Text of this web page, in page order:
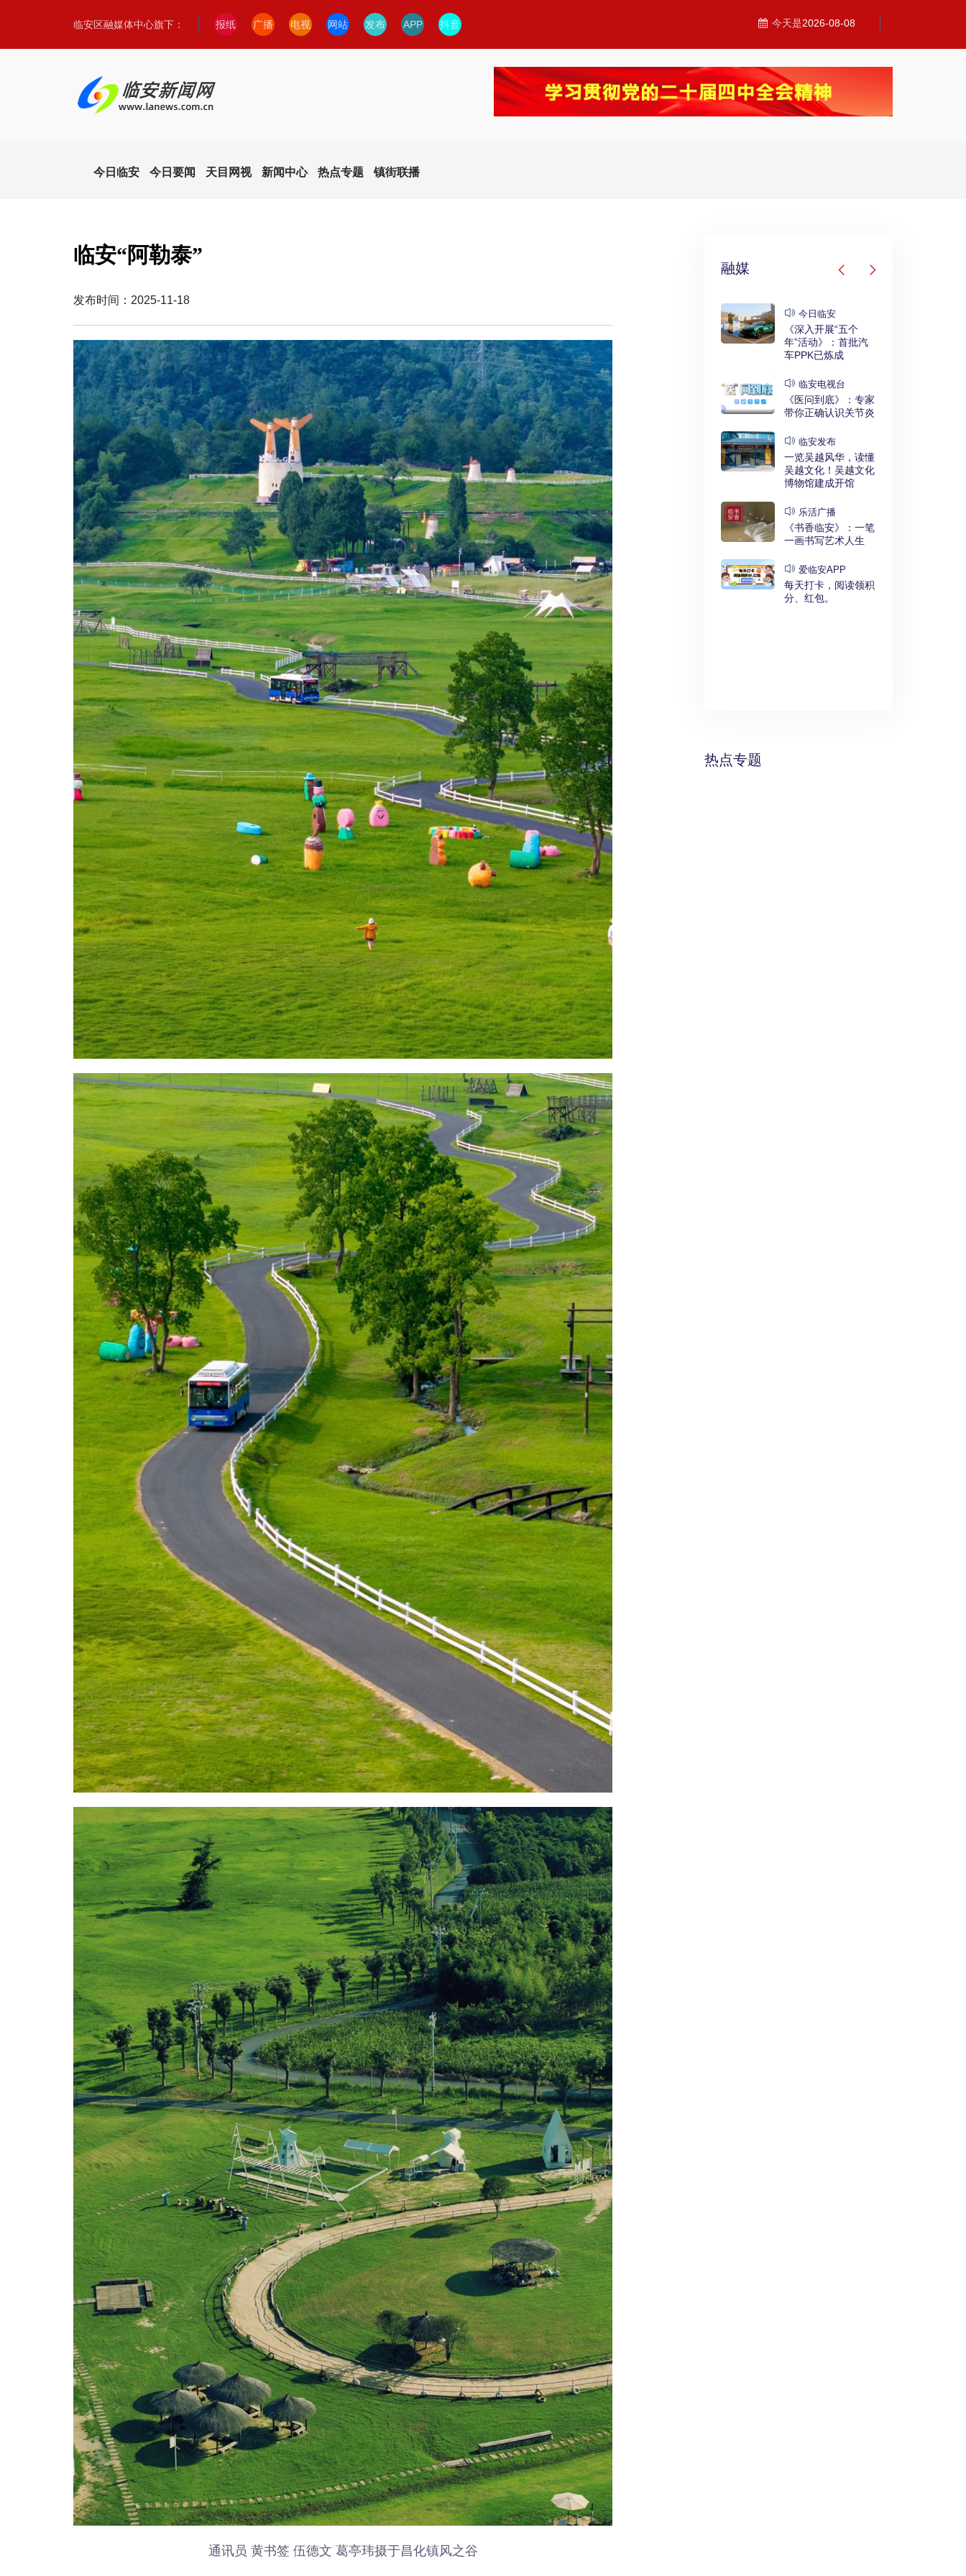
临安区融媒体中心旗下： 报纸 广播 电视 网站 发布 APP 抖音 今天是2026-08-08
今日临安 今日要闻 天目网视 新闻中心 热点专题 镇街联播
临安“阿勒泰”
发布时间：2025-11-18
通讯员 黄书签 伍德文 葛亭玮摄于昌化镇风之谷
融媒
《深入开展“五个
年”活动》：首批汽
车PPK已炼成
临安电视台
《医问到底》：专家
带你正确认识关节炎
临安发布
一览吴越风华，读懂
吴越文化！吴越文化
博物馆建成开馆
乐活广播
《书香临安》：一笔
一画书写艺术人生
爱临安APP
每天打卡，阅读领积
分、红包。
《见证实干奋进》：
加快红利释放，临安
有何“关键招”？
年”活动》：临安突
围“存量时代”
《深入开展“五个
年”活动》：衣锦街
综合整治工程刷新进
度
《爱临安有礼》：每
天上午10点开始！3
轮齐发，还有大红
包！
店项目预计年底建成
投用
今日临安
《深入开展“五个
年”活动》：首批汽
车PPK已炼成
临安电视台
《医问到底》：专家
带你正确认识关节炎
临安发布
一览吴越风华，读懂
吴越文化！吴越文化
博物馆建成开馆
乐活广播
《书香临安》：一笔
一画书写艺术人生
爱临安APP
每天打卡，阅读领积
分、红包。
热点专题